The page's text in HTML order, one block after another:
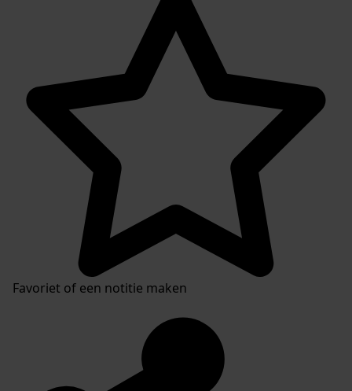
Favoriet of een notitie maken